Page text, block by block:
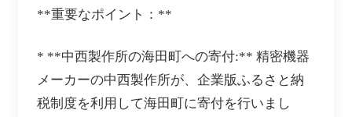
**重要なポイント：**
* **中西製作所の海田町への寄付:** 精密機器
メーカーの中西製作所が、企業版ふるさと納
税制度を利用して海田町に寄付を行いまし